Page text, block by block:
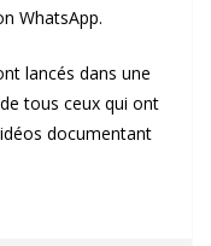
WhatsApp.
lancés dans une
tous ceux qui ont
documentant